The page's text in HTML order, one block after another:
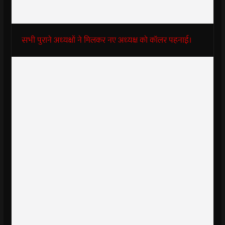
सभी पुराने अध्यक्षों ने मिलकर नए अध्यक्ष को कॉलर पहनाई।